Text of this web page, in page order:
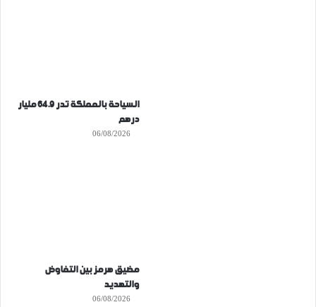
السياحة بالمملكة تدر 64.9 مليار
درهم
06/08/2026
مضيق هرمز بين التفاوض
والتهديد
06/08/2026